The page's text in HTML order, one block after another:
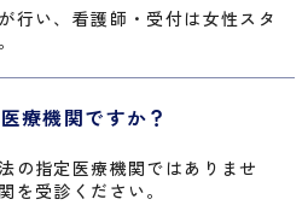
行い、看護師・受付は女性スタ
療機関ですか？
の指定医療機関ではありませ
を受診ください。